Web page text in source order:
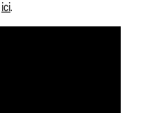
ici.